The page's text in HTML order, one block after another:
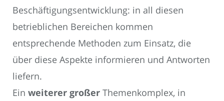
Beschäftigungsentwicklung: in all diesen
betrieblichen Bereichen kommen
entsprechende Methoden zum Einsatz, die
über diese Aspekte informieren und Antworten
liefern.
Ein weiterer großer Themenkomplex, in